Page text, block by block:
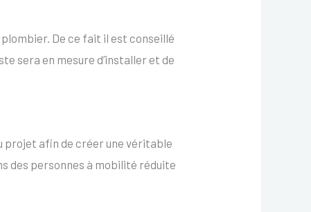
plombier. De ce fait il est conseillé
sera en mesure d’installer et de
projet afin de créer une véritable
des personnes à mobilité réduite